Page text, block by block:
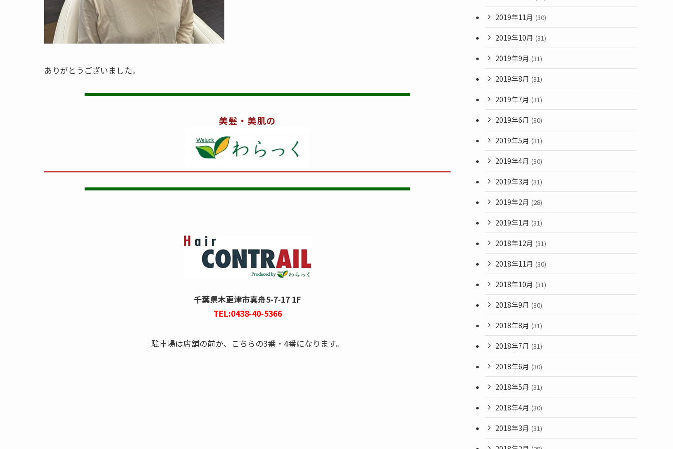
ありがとうございました。
美髪・美肌の
千葉県木更津市真舟5-7-17 1F
TEL:0438-40-5366
駐車場は店舗の前か、こちらの3番・4番になります。
2019年11月 (30)
2019年10月 (31)
2019年9月 (31)
2019年8月 (31)
2019年7月 (31)
2019年6月 (30)
2019年5月 (31)
2019年4月 (30)
2019年3月 (31)
2019年2月 (28)
2019年1月 (31)
2018年12月 (31)
2018年11月 (30)
2018年10月 (31)
2018年9月 (30)
2018年8月 (31)
2018年7月 (31)
2018年6月 (30)
2018年5月 (31)
2018年4月 (30)
2018年3月 (31)